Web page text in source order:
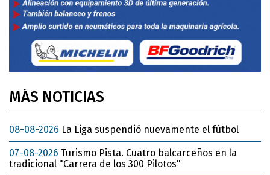
MÁS NOTICIAS
08-08-2026 La Liga suspendió nuevamente el fútbol
07-08-2026 Turismo Pista. Cuatro balcarceños en la
tradicional "Carrera de los 300 Pilotos"